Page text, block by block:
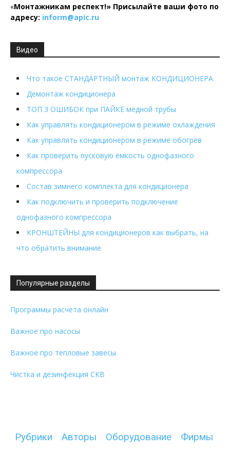
«Монтажникам респект!» Присылайте ваши фото по
адресу: inform@apic.ru
Видео
Что такое СТАНДАРТНЫЙ монтаж КОНДИЦИОНЕРА
Демонтаж кондиционера
ТОП 3 ОШИБОК при ПАЙКЕ медной трубы
Как управлять кондиционером в режиме охлаждения
Как управлять кондиционером в режиме обогрев
Как проверить пусковую ёмкость однофазного
компрессора
Состав зимнего комплекта для кондиционера
Как подключить и проверить подключение
однофазного компрессора
КРОНШТЕЙНЫ для кондиционеров как выбрать, на
что обратить внимание
Популярные разделы
Программы расчета онлайн
Важное про насосы
Важное про тепловые завесы
Чистка и дезинфекция СКВ
Рубрики Авторы Оборудование Фирмы